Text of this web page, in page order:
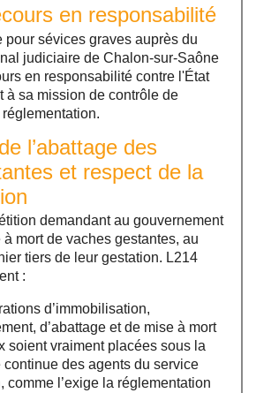
en responsabilité
pour sévices graves auprès du
judiciaire de Chalon-sur-Saône
en responsabilité contre l'État
à sa mission de contrôle de
l’abattage des
et respect de la
demandant au gouvernement
à mort de vaches gestantes, au
tiers de leur gestation. L214
:
d’immobilisation,
d’abattage et de mise à mort
soient vraiment placées sous la
des agents du service
comme l’exige la réglementation